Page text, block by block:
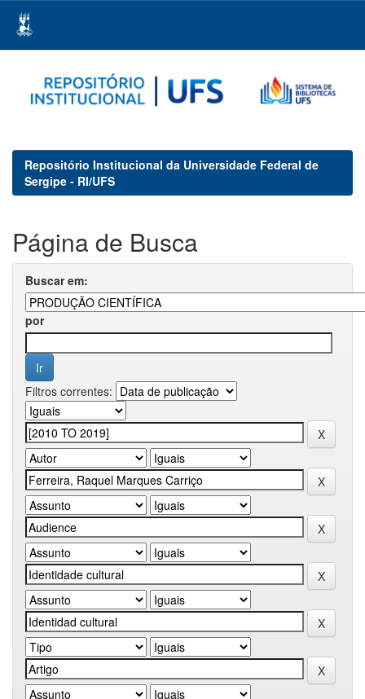
navigation
Repositório Institucional da Universidade Federal de
Sergipe - RI/UFS
Página de Busca
Buscar em:
por
Filtros correntes: